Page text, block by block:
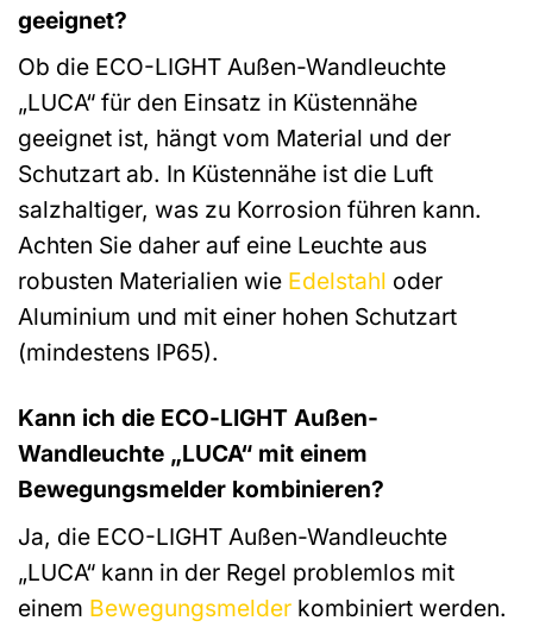
geeignet?
Ob die ECO-LIGHT Außen-Wandleuchte
„LUCA“ für den Einsatz in Küstennähe
geeignet ist, hängt vom Material und der
Schutzart ab. In Küstennähe ist die Luft
salzhaltiger, was zu Korrosion führen kann.
Achten Sie daher auf eine Leuchte aus
robusten Materialien wie Edelstahl oder
Aluminium und mit einer hohen Schutzart
(mindestens IP65).
Kann ich die ECO-LIGHT Außen-
Wandleuchte „LUCA“ mit einem
Bewegungsmelder kombinieren?
Ja, die ECO-LIGHT Außen-Wandleuchte
„LUCA“ kann in der Regel problemlos mit
einem Bewegungsmelder kombiniert werden.